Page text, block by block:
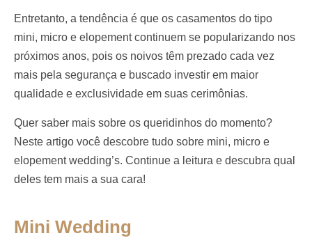
Entretanto, a tendência é que os casamentos do tipo
mini, micro e elopement continuem se popularizando nos
próximos anos, pois os noivos têm prezado cada vez
mais pela segurança e buscado investir em maior
qualidade e exclusividade em suas cerimônias.
Quer saber mais sobre os queridinhos do momento?
Neste artigo você descobre tudo sobre mini, micro e
elopement wedding’s. Continue a leitura e descubra qual
deles tem mais a sua cara!
Mini Wedding